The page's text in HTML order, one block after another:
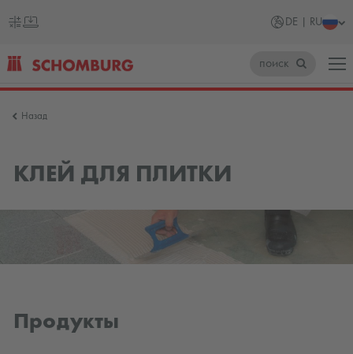
DE | RU
Германия
поиск
Назад
КЛЕЙ ДЛЯ ПЛИТКИ
Продукты